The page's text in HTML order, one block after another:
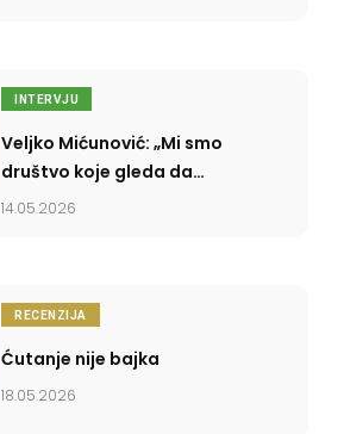
INTERVJU
Veljko Mićunović: „Mi smo
društvo koje gleda da
preživi dan, a ne da
14.05.2026
RECENZIJA
Ćutanje nije bajka
18.05.2026